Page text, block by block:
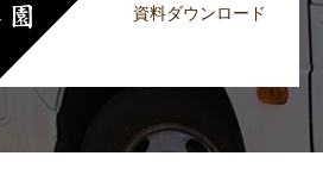
資料ダウンロード